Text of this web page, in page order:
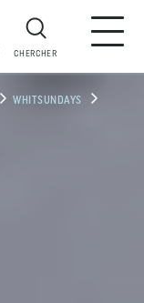
CHERCHER
WHITSUNDAYS